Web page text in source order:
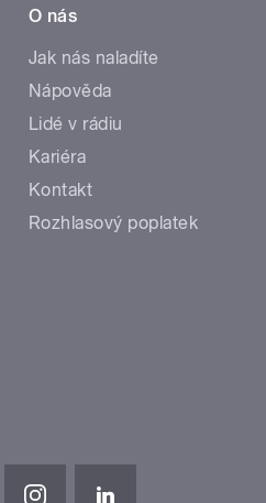
O nás
Jak nás naladíte
Nápověda
Lidé v rádiu
Kariéra
Kontakt
Rozhlasový poplatek